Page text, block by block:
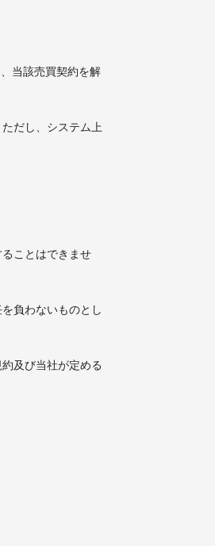
当該売買契約を解
だし、システム上
ことはできませ
負わないものとし
及び当社が定める